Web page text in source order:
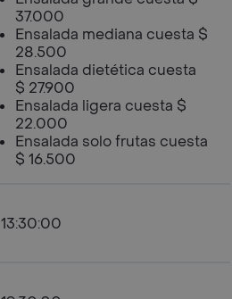
37.000
Ensalada mediana cuesta $
28.500
Ensalada dietética cuesta
$ 27.900
Ensalada ligera cuesta $
22.000
Ensalada solo frutas cuesta
$ 16.500
13:30:00